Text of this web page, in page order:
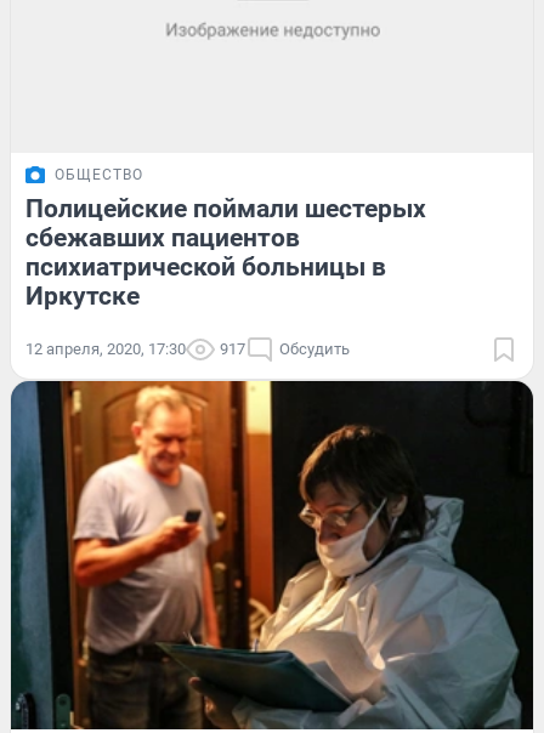
ОБЩЕСТВО
Полицейские поймали шестерых
сбежавших пациентов
психиатрической больницы в
Иркутске
12 апреля, 2020, 17:30 917 Обсудить